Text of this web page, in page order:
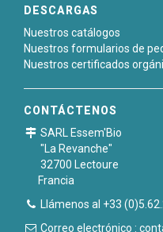
DESCARGAS
Nuestros catálogos
Nuestros formularios de
Nuestros certificados
CONTÁCTENOS
SARL Essem'Bio
"La Revanche"
32700 Lectoure
Francia
Llámenos al +33
Correo electrónico :